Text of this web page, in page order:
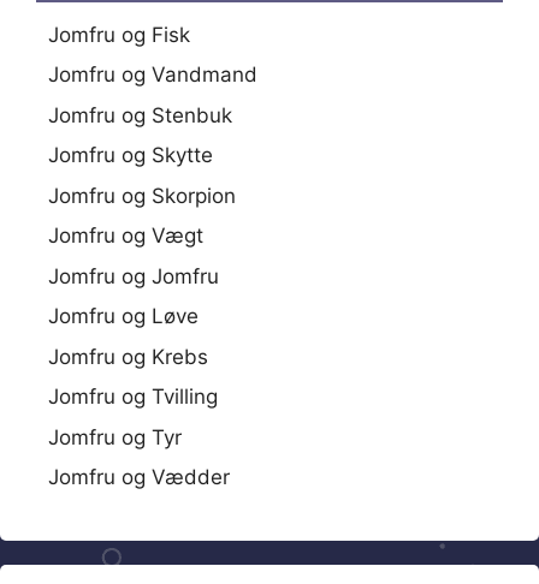
Jomfru og Fisk
Jomfru og Vandmand
Jomfru og Stenbuk
Jomfru og Skytte
Jomfru og Skorpion
Jomfru og Vægt
Jomfru og Jomfru
Jomfru og Løve
Jomfru og Krebs
Jomfru og Tvilling
Jomfru og Tyr
Jomfru og Vædder